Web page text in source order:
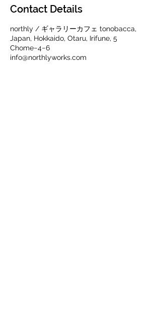
Contact Details
northly / ギャラリーカフェ tonobacca,
Japan, Hokkaido, Otaru, Irifune, 5
Chome−4−6
info@northlyworks.com